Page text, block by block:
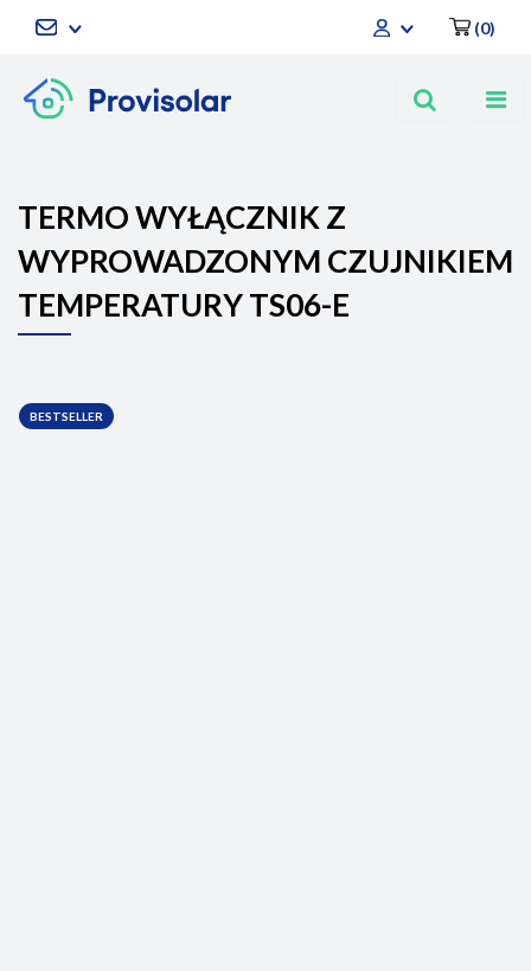
Zaloguj się
(0)
TERMO WYŁĄCZNIK Z
WYPROWADZONYM CZUJNIKIEM
TEMPERATURY TS06-E
BESTSELLER